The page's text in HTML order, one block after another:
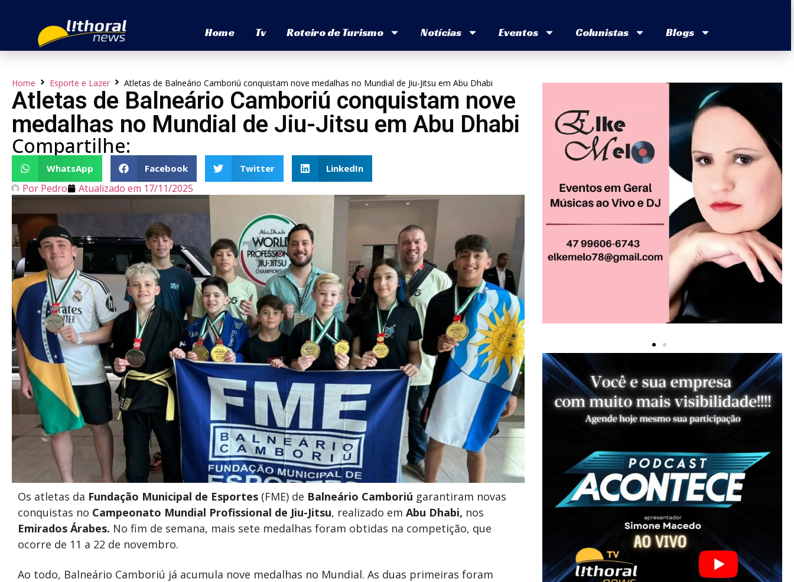
Home Tv Roteiro de Turismo Notícias Eventos Colunistas Blogs
Home Esporte e Lazer Atletas de Balneário Camboriú conquistam nove medalhas no Mundial de Jiu-Jitsu em Abu Dhabi
Atletas de Balneário Camboriú conquistam nove
medalhas no Mundial de Jiu-Jitsu em Abu Dhabi
Compartilhe:
WhatsApp Facebook Twitter LinkedIn
Por Pedro Atualizado em 17/11/2025
Os atletas da Fundação Municipal de Esportes (FME) de Balneário Camboriú garantiram novas
conquistas no Campeonato Mundial Profissional de Jiu-Jitsu, realizado em Abu Dhabi, nos
Emirados Árabes. No fim de semana, mais sete medalhas foram obtidas na competição, que
ocorre de 11 a 22 de novembro.
Ao todo, Balneário Camboriú já acumula nove medalhas no Mundial. As duas primeiras foram